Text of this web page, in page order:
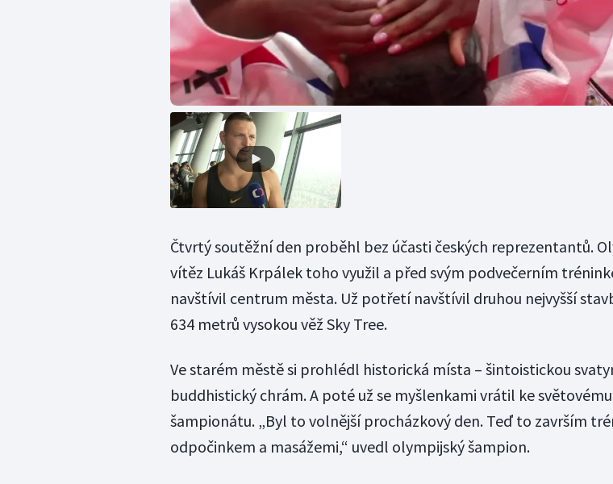
Čtvrtý soutěžní den proběhl bez účasti českých reprezentantů.
vítěz Lukáš Krpálek toho využil a před svým podvečerním
navštívil centrum města. Už potřetí navštívil druhou nejvyšší
634 metrů vysokou věž Sky Tree.
Ve starém městě si prohlédl historická místa – šintoistickou
buddhistický chrám. A poté už se myšlenkami vrátil ke světovému
šampionátu. „Byl to volnější procházkový den. Teď to završím
odpočinkem a masážemi,“ uvedl olympijský šampion.